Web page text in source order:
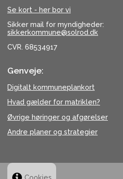
Se kort - her bor vi
Sikker mail for myndigheder:
sikkerkommune@solrod.dk
CVR. 68534917
Genveje:
Digitalt kommuneplankort
Hvad gælder for matriklen?
Øvrige høringer og afgørelser
Andre planer og strategier
Cookies